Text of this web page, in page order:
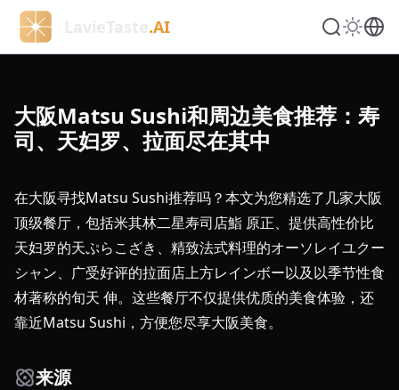
.AI
大阪Matsu Sushi和周边美食推荐：寿
司、天妇罗、拉面尽在其中
在大阪寻找Matsu Sushi推荐吗？本文为您精选了几家大阪
顶级餐厅，包括米其林二星寿司店鮨 原正、提供高性价比
天妇罗的天ぷらこざき、精致法式料理的オーソレイユクー
シャン、广受好评的拉面店上方レインボー以及以季节性食
材著称的旬天 伸。这些餐厅不仅提供优质的美食体验，还
靠近Matsu Sushi，方便您尽享大阪美食。
来源